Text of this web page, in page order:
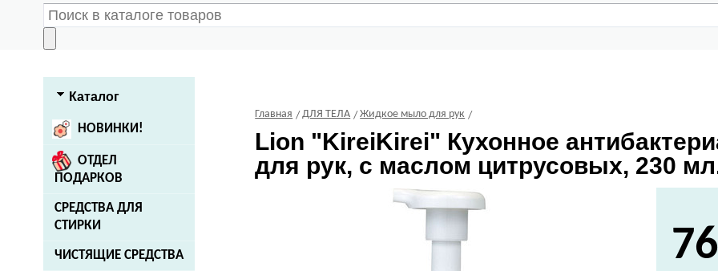
Каталог
НОВИНКИ!
ОТДЕЛ
ПОДАРКОВ
СРЕДСТВА ДЛЯ
СТИРКИ
ЧИСТЯЩИЕ СРЕДСТВА
Главная ДЛЯ ТЕЛА Жидкое мыло для рук
Lion "KireiKirei" Кухонное
для рук, с маслом цитрусовых, 230